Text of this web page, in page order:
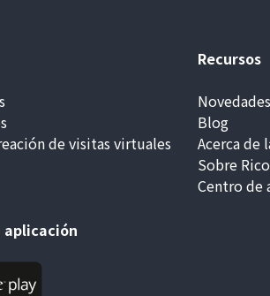
de visitas virtuales
Recursos
Novedades
Blog
Acerca de
Sobre
Centro de
aplicación